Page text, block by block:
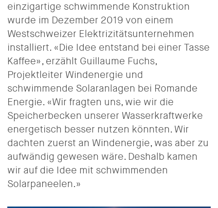
einzigartige schwimmende Konstruktion
wurde im Dezember 2019 von einem
Westschweizer Elektrizitätsunternehmen
installiert. «Die Idee entstand bei einer Tasse
Kaffee», erzählt Guillaume Fuchs,
Projektleiter Windenergie und
schwimmende Solaranlagen bei Romande
Energie. «Wir fragten uns, wie wir die
Speicherbecken unserer Wasserkraftwerke
energetisch besser nutzen könnten. Wir
dachten zuerst an Windenergie, was aber zu
aufwändig gewesen wäre. Deshalb kamen
wir auf die Idee mit schwimmenden
Solarpaneelen.»